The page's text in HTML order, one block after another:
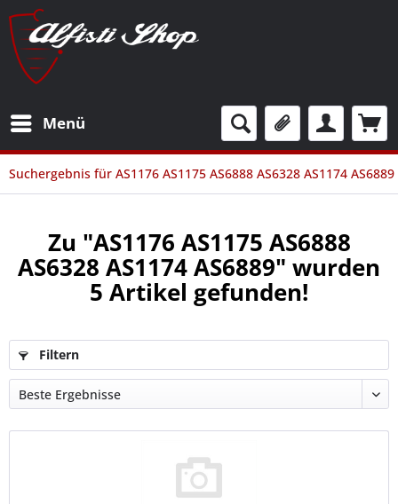
Menü
Suchergebnis für AS1176 AS1175 AS6888 AS6328 AS1174 AS6889
Zu "AS1176 AS1175 AS6888
AS6328 AS1174 AS6889" wurden
5 Artikel gefunden!
Filtern